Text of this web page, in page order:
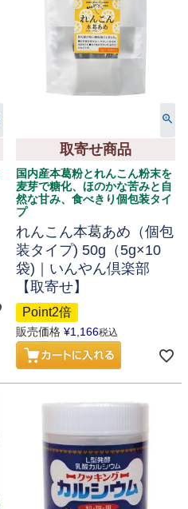
取寄せ商品
国内産本葛粉とれんこん粉末を
麦芽で糖化、ほのかな苦みと自
然な甘み、食べきり個包装タイ
プ
れんこん本葛あめ（個包
装タイプ) 50g（5g×10
袋)｜いんやん倶楽部
【取寄せ】
Point2倍
販売価格 ¥1,166税込